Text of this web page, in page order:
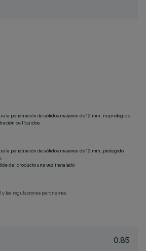
la penetración de sólidos mayores de 12 mm, no protegido
de líquidos.
la penetración de sólidos mayores de 12 mm, protegido
del producto una vez instalado
las regulaciones pertinentes.
0.85